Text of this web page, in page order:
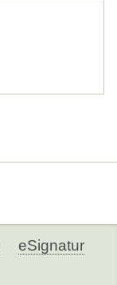
eSignatur